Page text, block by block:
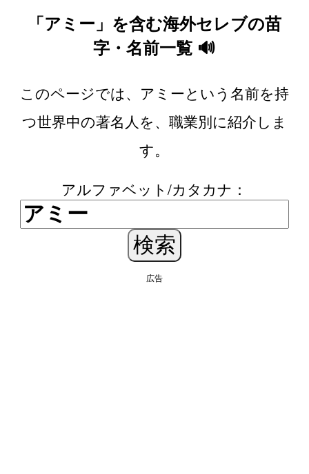
「アミー」を含む海外セレブの苗
字・名前一覧 🔊
このページでは、アミーという名前を持
つ世界中の著名人を、職業別に紹介しま
す。
アルファベット/カタカナ：
広告